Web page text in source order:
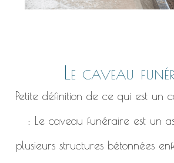
Le caveau
Petite définition de ce qui est un
: Le caveau funéraire est un
plusieurs structures bétonnées